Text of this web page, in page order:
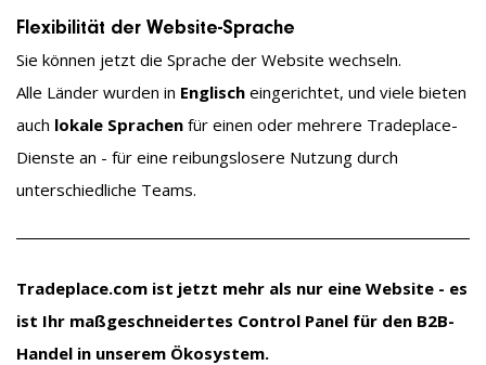
Flexibilität der Website-Sprache
Sie können jetzt die Sprache der Website wechseln.
Alle Länder wurden in Englisch eingerichtet, und viele bieten
auch lokale Sprachen für einen oder mehrere Tradeplace-
Dienste an - für eine reibungslosere Nutzung durch
unterschiedliche Teams.
Tradeplace.com ist jetzt mehr als nur eine Website - es
ist Ihr maßgeschneidertes Control Panel für den B2B-
Handel in unserem Ökosystem.